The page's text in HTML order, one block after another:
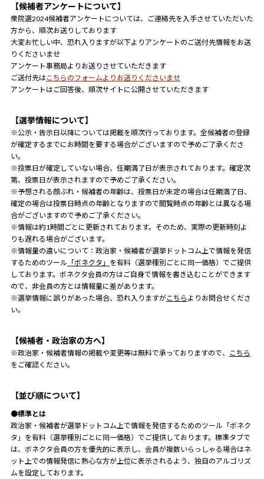
【候補者アンケートについて】
衆院選2024候補者アンケートについては、ご連絡先を入手させていただいた
方から、順次お送りしております
大変お忙しい中、恐れ入りますが以下よりアンケートのご送付先情報をお送
りくださいませ
アンケート事務局よりお送りさせていただきます
ご送付先はこちらのフォームよりお送りくださいませ
アンケートはご回答後、順次サイトに公開させていただきます
【選挙情報について】
※公示・告示日以降については掲載を順次行っております。全候補者の登録
が確定するまでにお時間を要する場合がございますので予めご了承くださ
い。
※投票日が確定していない場合、任期満了日が表示されております。確定次
第、投票日が表示されますので予めご了承ください。
※予想される顔ぶれ・候補者の年齢は、投票日が未定の場合は任期満了日、
確定の場合は投票日時点の年齢となりますので閲覧時点の年齢とは異なる場
合がございますので予めご了承ください。
※情報は約1時間ごとに更新されております。そのため、実際の更新時刻よ
りも遅れる場合がございます。
※情報量の違いについて：政治家・候補者が選挙ドットコム上で情報を発信
するためのツール 「ボネクタ」 を有料（選挙種別ごとに同一価格）でご提供
しております。ボネクタ会員の方はご自身で情報を書き込むことができます
ので、非会員の方とは情報量に差があります。
※選挙情報に誤りがあった場合、恐れ入りますがこちら よりお問合せくださ
い。
【候補者・政治家の方へ】
※政治家・候補者情報の掲載や変更等は無料で承っておりますので、
こちら
をご確認ください。
【並び順について】
●標準とは
政治家・候補者が選挙ドットコム上で情報を発信するためのツール「ボネク
タ」を有料（選挙種別ごとに同一価格）でご提供しております。標準タブで
は、ボネクタ会員の方を優先的に表示し、会員が複数いらっしゃる場合はネ
ット上での情報発信に熱心な方が上位に表示されるよう、独自のアルゴリズ
ムを設定しております。